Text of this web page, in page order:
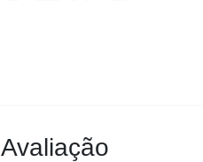
Avaliação